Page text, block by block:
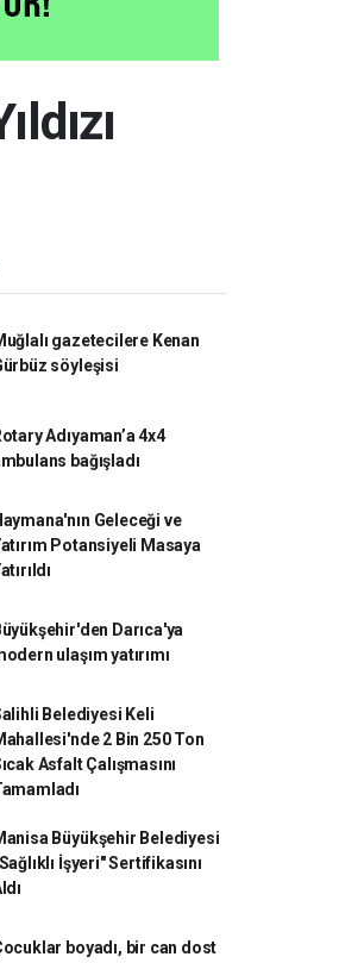
gazetecilere Kenan
söyleşisi
Adıyaman’a 4x4
bağışladı
Geleceği ve
Potansiyeli Masaya
Darıca'ya
ulaşım yatırımı
Belediyesi Keli
2 Bin 250 Ton
Asfalt Çalışmasını
Büyükşehir Belediyesi
İşyeri" Sertifikasını
boyadı, bir can dost